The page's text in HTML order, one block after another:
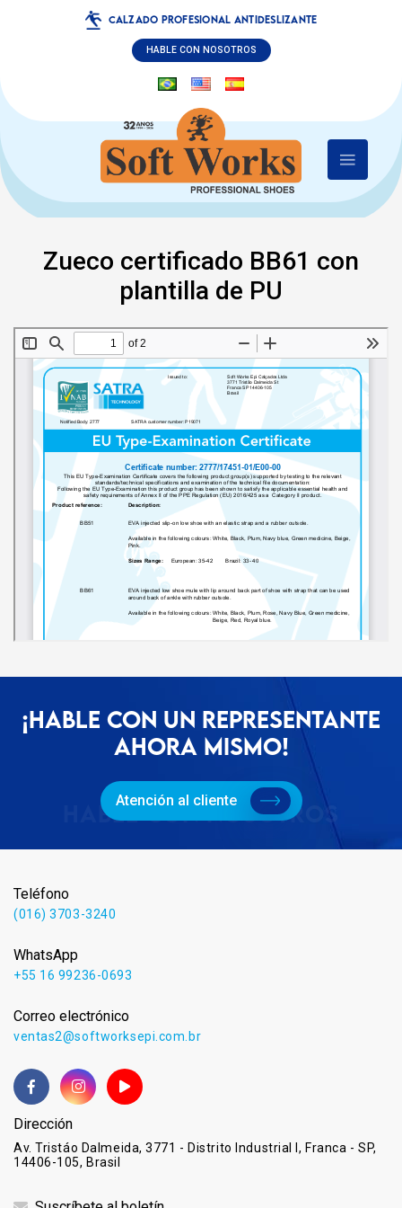
CALZADO PROFESIONAL ANTIDESLIZANTE
HABLE CON NOSOTROS
Zueco certificado BB61 con
plantilla de PU
¡HABLE CON UN REPRESENTANTE
AHORA MISMO!
Atención al cliente
Teléfono
(016) 3703-3240
WhatsApp
+55 16 99236-0693
Correo electrónico
ventas2@softworksepi.com.br
Dirección
Av. Tristáo Dalmeida, 3771 - Distrito Industrial I, Franca - SP,
14406-105, Brasil